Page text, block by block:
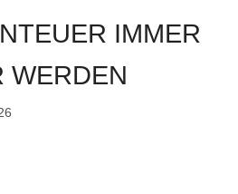
IMMER
WERDEN